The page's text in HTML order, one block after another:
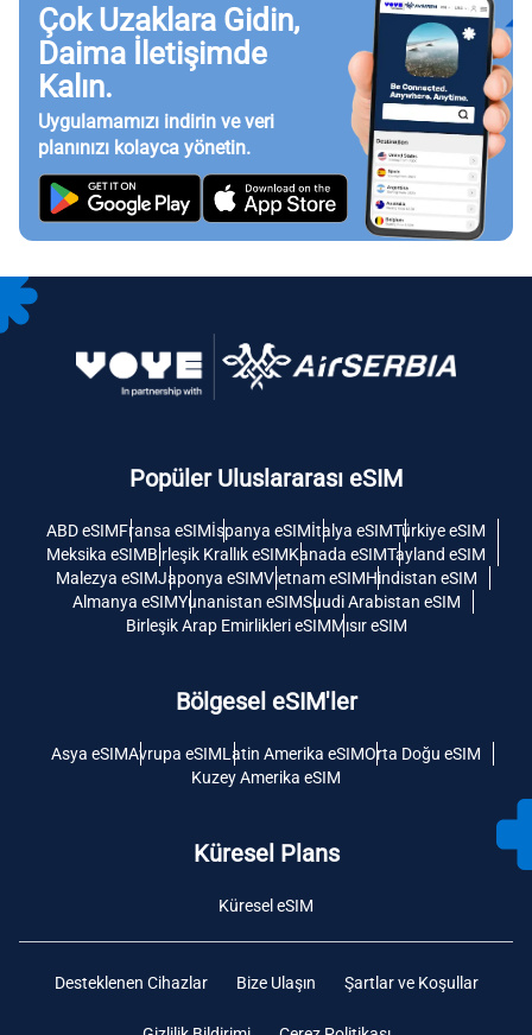
Çok Uzaklara Gidin,
Daima İletişimde
Kalın.
Uygulamamızı indirin ve veri
planınızı kolayca yönetin.
Popüler Uluslararası eSIM
ABD eSIMFransa eSIMİspanya eSIMİtalya eSIMTürkiye eSIM
Meksika eSIMBirleşik Krallık eSIMKanada eSIMTayland eSIM
Malezya eSIMJaponya eSIMVietnam eSIMHindistan eSIM
Almanya eSIMYunanistan eSIMSuudi Arabistan eSIM
Birleşik Arap Emirlikleri eSIMMısır eSIM
Bölgesel eSIM'ler
Asya eSIMAvrupa eSIMLatin Amerika eSIMOrta Doğu eSIM
Kuzey Amerika eSIM
Küresel Plans
Küresel eSIM
Desteklenen Cihazlar Bize Ulaşın Şartlar ve Koşullar